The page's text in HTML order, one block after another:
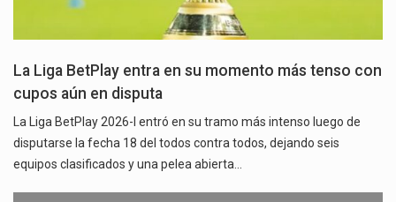
La Liga BetPlay entra en su momento más tenso con
cupos aún en disputa
La Liga BetPlay 2026-I entró en su tramo más intenso luego de
disputarse la fecha 18 del todos contra todos, dejando seis
equipos clasificados y una pelea abierta…